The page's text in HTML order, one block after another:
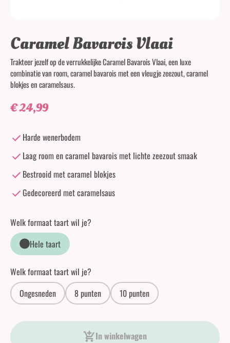
Caramel Bavarois Vlaai
Trakteer jezelf op de verrukkelijke Caramel Bavarois Vlaai, een luxe
combinatie van room, caramel bavarois met een vleugje zeezout, caramel
blokjes en caramelsaus.
€24,99
Harde wenerbodem
Laag room en caramel bavarois met lichte zeezout smaak
Bestrooid met caramel blokjes
Gedecoreerd met caramelsaus
Welk formaat taart wil je?
Hele taart
Welk formaat taart wil je?
Ongesneden
8 punten 10 punten
Caramel Bavarois Vlaai aantal
In winkelwagen